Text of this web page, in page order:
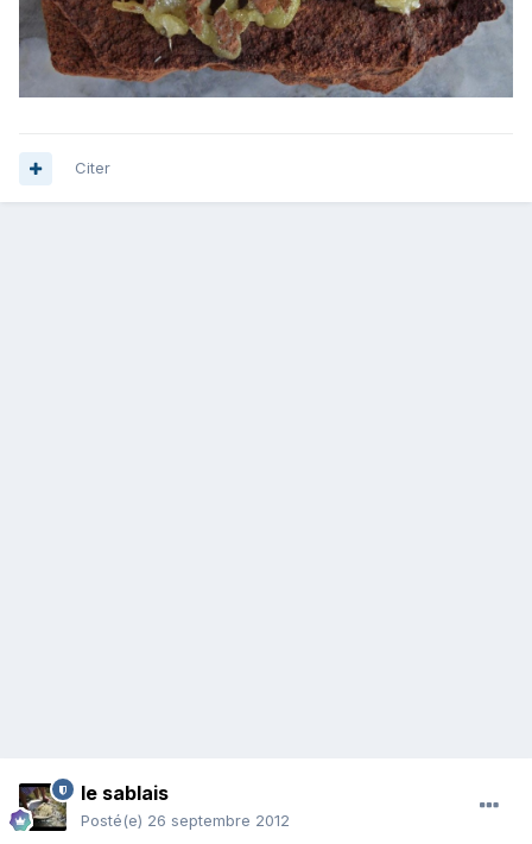
Citer
le sablais
Posté(e) 26 septembre 2012